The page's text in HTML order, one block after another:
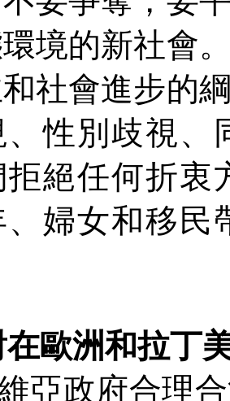
境的新社會
社會進步的
性別歧視、
絕任何折衷
、婦女和移
在歐洲和拉丁
維亞政府合理